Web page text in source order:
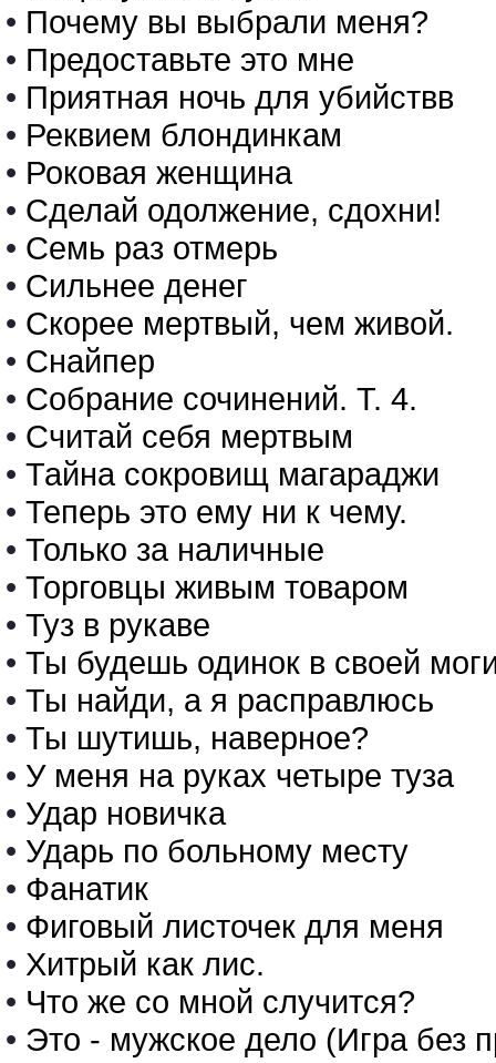
• Почему вы выбрали меня?
• Предоставьте это мне
• Приятная ночь для убийствв
• Реквием блондинкам
• Роковая женщина
• Сделай одолжение, сдохни!
• Семь раз отмерь
• Сильнее денег
• Скорее мертвый, чем живой.
• Снайпер
• Собрание сочинений. Т. 4.
• Считай себя мертвым
• Тайна сокровищ магараджи
• Теперь это ему ни к чему.
• Только за наличные
• Торговцы живым товаром
• Туз в рукаве
• Ты будешь одинок в своей
• Ты найди, а я расправлюсь
• Ты шутишь, наверное?
• У меня на руках четыре туза
• Удар новичка
• Ударь по больному месту
• Фанатик
• Фиговый листочек для меня
• Хитрый как лис.
• Что же со мной случится?
• Это - мужское дело (Игра без